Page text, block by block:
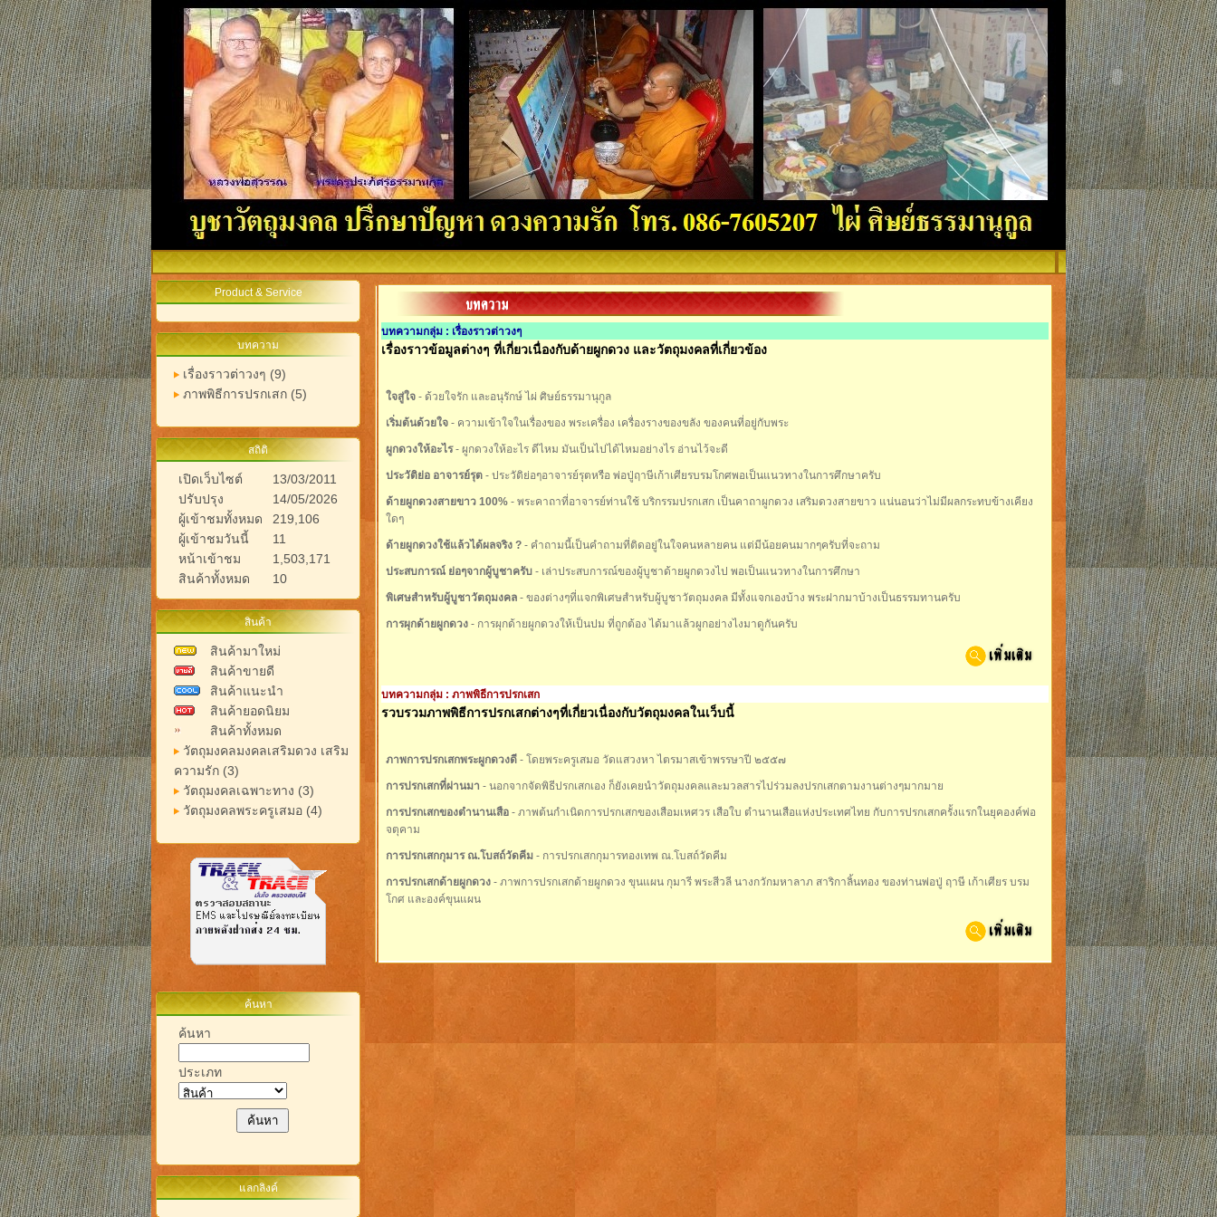
Product & Service
บทความ
เรื่องราวต่าวงๆ (9)
ภาพพิธีการปรกเสก (5)
สถิติ
เปิดเว็บไซต์
13/03/2011
ปรับปรุง
14/05/2026
ผู้เข้าชมทั้งหมด
219,106
ผู้เข้าชมวันนี้
11
หน้าเข้าชม
1,503,171
สินค้าทั้งหมด
10
สินค้า
สินค้ามาใหม่
สินค้าขายดี
สินค้าแนะนำ
สินค้ายอดนิยม
สินค้าทั้งหมด
วัตถุมงคลมงคลเสริมดวง เสริม
ความรัก (3)
วัตถุมงคลเฉพาะทาง (3)
วัตถุมงคลพระครูเสมอ (4)
ค้นหา
ค้นหา
ประเภท
แลกลิงค์
บทความกลุ่ม : เรื่องราวต่าวงๆ
เรื่องราวข้อมูลต่างๆ ที่เกี่ยวเนื่องกับด้ายผูกดวง และวัตถุมงคลที่เกี่ยวข้อง
ใจสู่ใจ - ด้วยใจรัก และอนุรักษ์ ไผ่ ศิษย์ธรรมานุกูล
เริ่มต้นด้วยใจ - ความเข้าใจในเรื่องของ พระเครื่อง เครื่องรางของขลัง ของคนที่อยู่กับพระ
ผูกดวงให้อะไร- ผูกดวงให้อะไร ดีไหม มันเป็นไปได้ไหมอย่างไร อ่านไว้จะดี
ประวัติย่อ อาจารย์รุต - ประวัติย่อๆอาจารย์รุตหรือ พ่อปู่ฤาษีเก้าเศียรบรมโกศพอเป็นแนวทางในการศึกษาครับ
ด้ายผูกดวงสายขาว 100% - พระคาถาที่อาจารย์ท่านใช้ บริกรรมปรกเสก เป็นคาถาผูกดวง เสริมดวงสายขาว แน่นอนว่าไม่มีผลกระทบข้างเคียง
ใดๆ
ด้ายผูกดวงใช้แล้วได้ผลจริง ? - คำถามนี้เป็นคำถามที่ติดอยู่ในใจคนหลายคน แต่มีน้อยคนมากๆครับที่จะถาม
ประสบการณ์ ย่อๆจากผู้บูชาครับ - เล่าประสบการณ์ของผู้บูชาด้ายผูกดวงไป พอเป็นแนวทางในการศึกษา
พิเศษสำหรับผู้บูชาวัตถุมงคล - ของต่างๆที่แจกพิเศษสำหรับผู้บูชาวัตถุมงคล มีทั้งแจกเองบ้าง พระฝากมาบ้างเป็นธรรมทานครับ
การผุกด้ายผูกดวง - การผุกด้ายผูกดวงให้เป็นปม ที่ถูกต้อง ได้มาแล้วผูกอย่างไงมาดูกันครับ
บทความกลุ่ม : ภาพพิธีการปรกเสก
รวบรวมภาพพิธีการปรกเสกต่างๆที่เกี่ยวเนื่องกับวัตถุมงคลในเว็บนี้
ภาพการปรกเสกพระผูกดวงดี - โดยพระครูเสมอ วัดแสวงหา ไตรมาสเข้าพรรษาปี ๒๕๕๗
การปรกเสกที่ผ่านมา - นอกจากจัดพิธีปรกเสกเอง ก็ยังเคยนำวัตถุมงคลและมวลสารไปร่วมลงปรกเสกตามงานต่างๆมากมาย
การปรกเสกของตำนานเสือ - ภาพต้นกำเนิดการปรกเสกของเสือมเหศวร เสือใบ ตำนานเสือแห่งประเทศไทย กับการปรกเสกครั้งแรกในยุคองค์พ่อ
จตุคาม
การปรกเสกกุมาร ณ.โบสถ์วัดคีม - การปรกเสกกุมารทองเทพ ณ.โบสถ์วัดคีม
การปรกเสกด้ายผูกดวง - ภาพการปรกเสกด้ายผูกดวง ขุนแผน กุมารี พระสีวลี นางกวักมหาลาภ สาริกาลิ้นทอง ของท่านพ่อปู่ ฤาษี เก้าเศียร บรม
โกศ และองค์ขุนแผน